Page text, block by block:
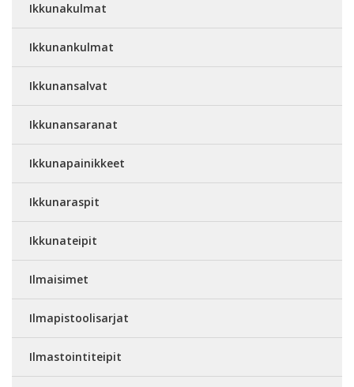
Ikkunakulmat
Ikkunankulmat
Ikkunansalvat
Ikkunansaranat
Ikkunapainikkeet
Ikkunaraspit
Ikkunateipit
Ilmaisimet
Ilmapistoolisarjat
Ilmastointiteipit